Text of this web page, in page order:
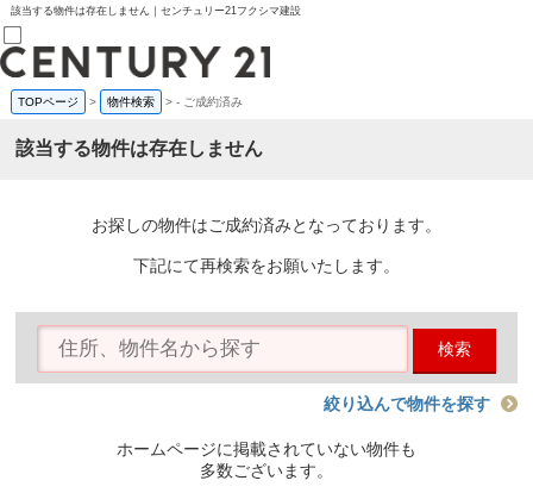
該当する物件は存在しません｜センチュリー21フクシマ建設
売買部
0120-800-844
賃貸部
会員メニュー
物件を探す
購入TOP
条件から探す
住宅ローン控除シミュレータ
TOPページ > 物件検索 >- ご成約済み
該当する物件は存在しません
お探しの物件はご成約済みとなっております。
下記にて再検索をお願いたします。
検索
絞り込んで物件を探す
ホームページに掲載されていない物件も
多数ございます。